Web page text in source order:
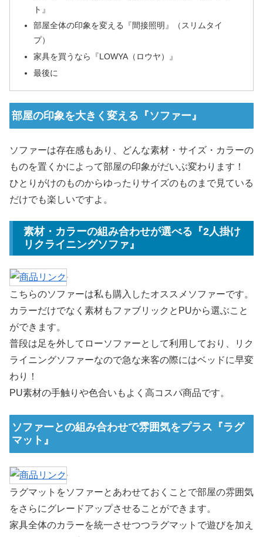
ト』
部屋全体の印象を変える『間接照明』（スリムタイ
プ）
家具を買うなら『LOWYA（ロウヤ）』
最後に
部屋の印象を大きく変える『ソファー』
ソファーは存在感もあり、どんな素材・サイズ・カラーの
ものを置くかによって部屋の印象がだいぶ変わります！
ひとりがけのものからゆったりサイズのものまで見ている
だけでも楽しいですよ。
素材・カラーの組み合わせが選べる『2人掛け
リクライニングソファ』
こちらのソファーは私も購入したオススメソファーです。
カラーだけでなく素材もファブリックとPUから選ぶこと
ができます。
普段は足を外してローソファーとして利用しており、リク
ライニングソファーなので急な来客の際にはベッドに早変
わり！
PU素材の手触りや色合いもよく高コスパ商品です。
ソファーとの組み合わせで雰囲気をプラス『ラグ
マット』
ラグマットをソファーとあわせておくことで部屋の雰囲気
をさらにグレードアップさせることができます。
家具全体のカラーを統一させつつラグマットで遊びを加え